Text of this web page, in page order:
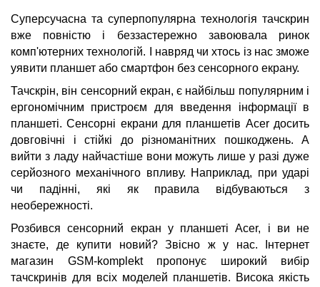
Суперсучасна та суперпопулярна технологія тачскрин
вже повністю і беззастережно завоювала ринок
комп'ютерних технологій. І навряд чи хтось із нас зможе
уявити планшет або смартфон без сенсорного екрану.
Тачскрін, він сенсорний екран, є найбільш популярним і
ергономічним пристроєм для введення інформації в
планшеті. Сенсорні екрани для планшетів Acer досить
довговічні і стійкі до різноманітних пошкоджень. А
вийти з ладу найчастіше вони можуть лише у разі дуже
серйозного механічного впливу. Наприклад, при ударі
чи падінні, які як правила відбуваються з
необережності.
Розбився сенсорний екран у планшеті Acer, і ви не
знаєте, де купити новий? Звісно ж у нас. Інтернет
магазин GSM-komplekt пропонує широкий вибір
тачскринів для всіх моделей планшетів. Висока якість